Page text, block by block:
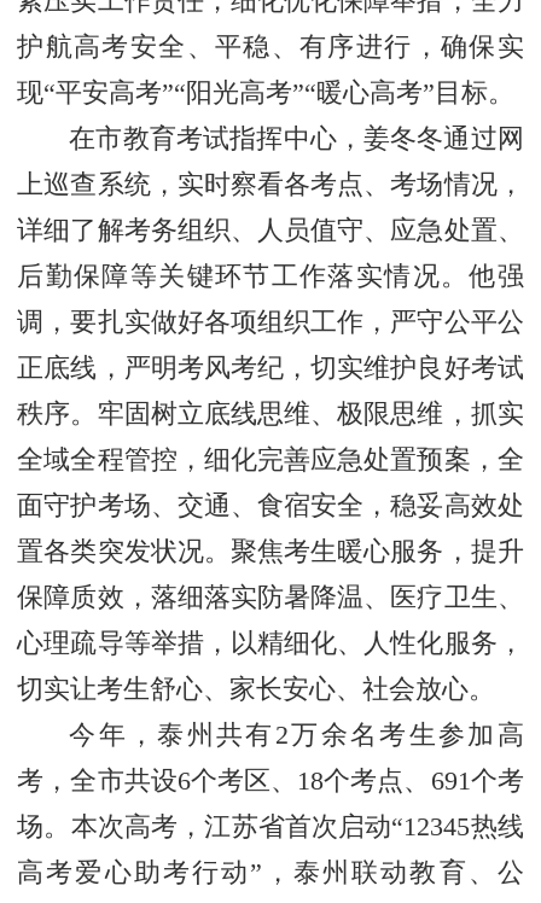
护航高考安全、平稳、有序进行，确保实
现“平安高考”“阳光高考”“暖心高考”目标。
在市教育考试指挥中心，姜冬冬通过网
上巡查系统，实时察看各考点、考场情况，
详细了解考务组织、人员值守、应急处置、
后勤保障等关键环节工作落实情况。他强
调，要扎实做好各项组织工作，严守公平公
正底线，严明考风考纪，切实维护良好考试
秩序。牢固树立底线思维、极限思维，抓实
全域全程管控，细化完善应急处置预案，全
面守护考场、交通、食宿安全，稳妥高效处
置各类突发状况。聚焦考生暖心服务，提升
保障质效，落细落实防暑降温、医疗卫生、
心理疏导等举措，以精细化、人性化服务，
切实让考生舒心、家长安心、社会放心。
今年，泰州共有2万余名考生参加高
考，全市共设6个考区、18个考点、691个考
场。本次高考，江苏省首次启动“12345热线
高考爱心助考行动”，泰州联动教育、公